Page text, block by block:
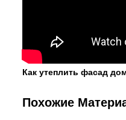
Как утеплить фасад
Похожие